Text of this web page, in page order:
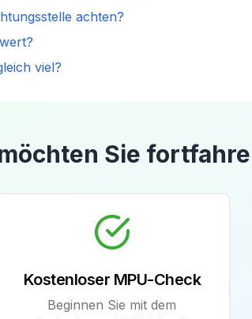
achten?
viel?
Sie
Kostenloser MPU-Check
Beginnen Sie mit dem